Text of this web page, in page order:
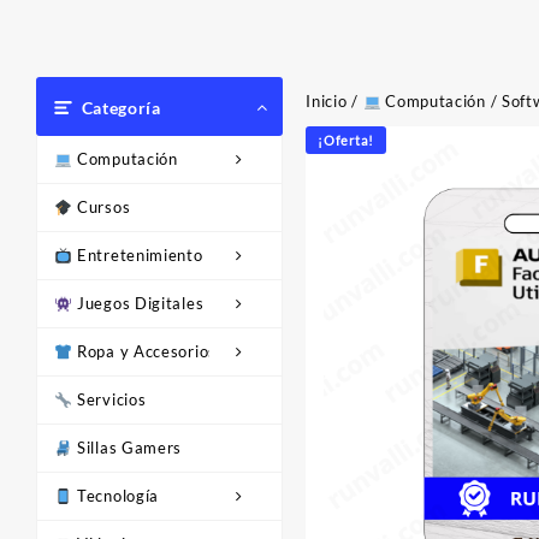
Categoría
Computación
Cursos
Entretenimiento
Juegos Digitales
Ropa y Accesorios
Servicios
Sillas Gamers
Tecnología
Inicio / Computación /
¡Oferta!